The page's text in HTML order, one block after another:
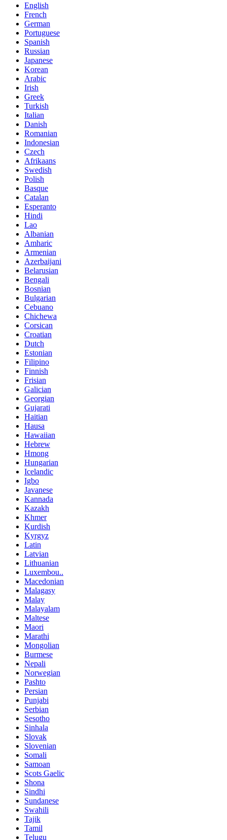
English
French
German
Portuguese
Spanish
Russian
Japanese
Korean
Arabic
Irish
Greek
Turkish
Italian
Danish
Romanian
Indonesian
Czech
Afrikaans
Swedish
Polish
Basque
Catalan
Esperanto
Hindi
Lao
Albanian
Amharic
Armenian
Azerbaijani
Belarusian
Bengali
Bosnian
Bulgarian
Cebuano
Chichewa
Corsican
Croatian
Dutch
Estonian
Filipino
Finnish
Frisian
Galician
Georgian
Gujarati
Haitian
Hausa
Hawaiian
Hebrew
Hmong
Hungarian
Icelandic
Igbo
Javanese
Kannada
Kazakh
Khmer
Kurdish
Kyrgyz
Latin
Latvian
Lithuanian
Luxembou..
Macedonian
Malagasy
Malay
Malayalam
Maltese
Maori
Marathi
Mongolian
Burmese
Nepali
Norwegian
Pashto
Persian
Punjabi
Serbian
Sesotho
Sinhala
Slovak
Slovenian
Somali
Samoan
Scots Gaelic
Shona
Sindhi
Sundanese
Swahili
Tajik
Tamil
Telugu